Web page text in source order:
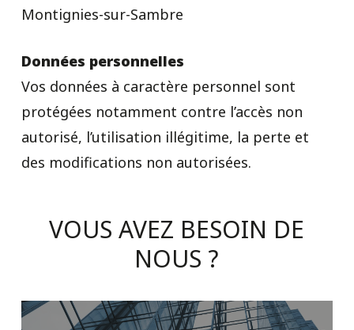
Montignies-sur-Sambre
Données personnelles
Vos données à caractère personnel sont
protégées notamment contre l’accès non
autorisé, l’utilisation illégitime, la perte et
des modifications non autorisées.
VOUS AVEZ BESOIN DE
NOUS ?